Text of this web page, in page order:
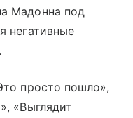
Мадонна под
негативные
просто пошло»,
«Выглядит